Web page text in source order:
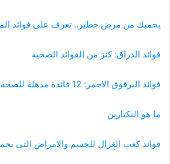
يحميك من مرض خطير.. تعرف على فوائد
فوائد الدراق: كنز من الفوائد الصحية
فوائد البرقوق الاحمر: 12 فائدة مذهلة للصحة
ما هو النكتارين
فوائد كعب الغزال للجسم والامراض التى